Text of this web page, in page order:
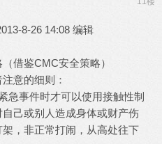
8-26 14:08 编辑
借鉴CMC安全策略）
意的细则：
急事件时才可以使用接触性制
己或别人造成身体或财产伤
，非正常打闹，从高处往下